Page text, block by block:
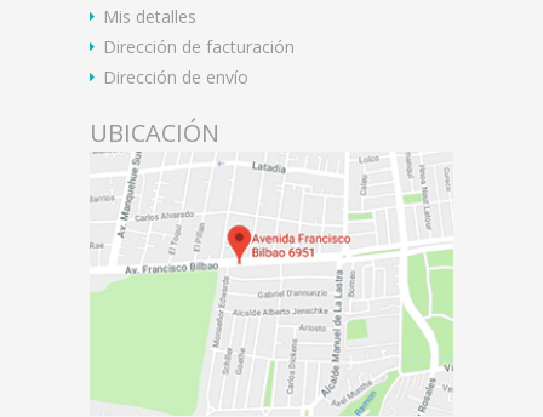
Mis detalles
Dirección de facturación
Dirección de envío
UBICACIÓN